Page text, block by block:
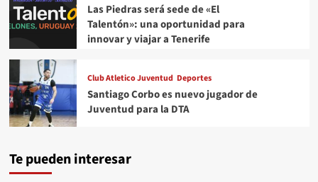
Las Piedras será sede de «El
Talentón»: una oportunidad para
innovar y viajar a Tenerife
Club Atletico Juventud Deportes
Santiago Corbo es nuevo jugador de
Juventud para la DTA
Te pueden interesar